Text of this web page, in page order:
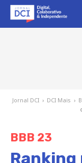
Jornal DCI › DCI Mais ›
BBB 23